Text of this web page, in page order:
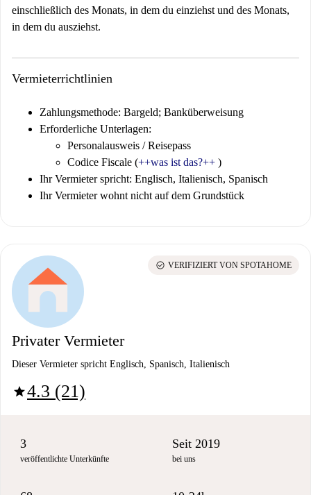
einschließlich des Monats, in dem du einziehst und des Monats,
in dem du ausziehst.
Vermieterrichtlinien
Zahlungsmethode: Bargeld; Banküberweisung
Erforderliche Unterlagen:
Personalausweis / Reisepass
Codice Fiscale (++was ist das?++ )
Ihr Vermieter spricht: Englisch, Italienisch, Spanisch
Ihr Vermieter wohnt nicht auf dem Grundstück
Privater Vermieter
Dieser Vermieter spricht Englisch, Spanisch, Italienisch
star4.3 (21)
check_circle VERIFIZIERT VON SPOTAHOME
3
veröffentlichte Unterkünfte
Seit 2019
bei uns